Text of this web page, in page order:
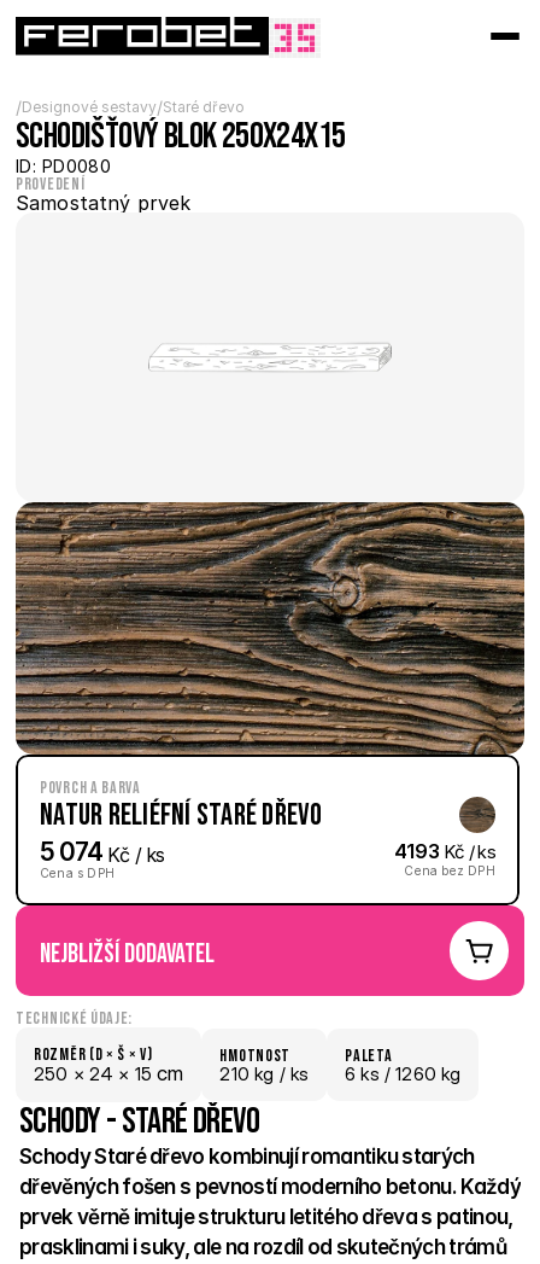
/Designové sestavy/Staré dřevo
Schodišťový blok 250x24x15
ID: PD0080
Provedení
Samostatný prvek
Povrch a barva
Natur reliéfní Staré dřevo
5 074 Kč / ks
Cena s DPH
4193 Kč / ks
Cena bez DPH
nejbližší dodavatel
Technické údaje:
Rozměr (D × š × V)
250 × 24 × 15 cm
hmotnost
210 kg / ks
paletA
6 ks / 1260 kg
Schody - Staré dřevo
Schody Staré dřevo kombinují romantiku starých
dřevěných fošen s pevností moderního betonu. Každý
prvek věrně imituje strukturu letitého dřeva s patinou,
prasklinami i suky, ale na rozdíl od skutečných trámů